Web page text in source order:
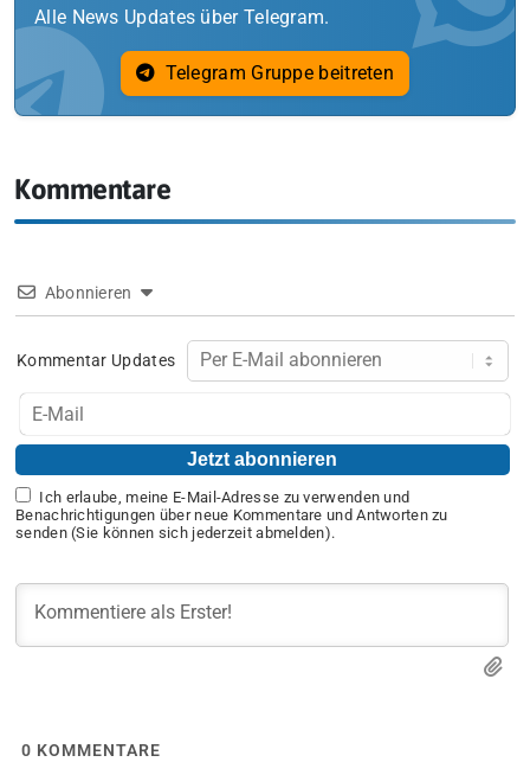
Alle News Updates über Telegram.
Telegram Gruppe beitreten
Kommentare
Abonnieren
Kommentar Updates
Ich erlaube, meine E-Mail-Adresse zu verwenden und
Benachrichtigungen über neue Kommentare und Antworten zu
senden (Sie können sich jederzeit abmelden).
0 KOMMENTARE